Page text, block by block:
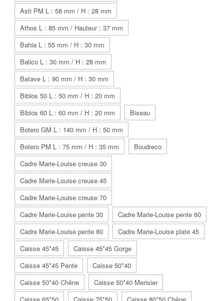
Asti PM L : 58 mm / H : 28 mm
Athos L : 85 mm / Hauteur : 37 mm
Bahia L : 55 mm / H : 30 mm
Balico L : 30 mm / H : 28 mm
Batave L : 90 mm / H : 30 mm
Biblos 50 L : 50 mm / H : 20 mm
Biblos 60 L : 60 mm / H : 20 mm
Biseau
Botero GM L : 140 mm / H : 50 mm
Botero PM L : 75 mm / H : 35 mm
Boudreco
Cadre Marie-Louise creuse 30
Cadre Marie-Louise creuse 45
Cadre Marie-Louise creuse 70
Cadre Marie-Louise pente 30
Cadre Marie-Louise pente 60
Cadre Marie-Louise pente 80
Cadre Marie-Louise plate 45
Caisse 45*45
Caisse 45*45 Gorge
Caisse 45*45 Pente
Caisse 50*40
Caisse 50*40 Chêne
Caisse 50*40 Merisier
Caisse 65*50
Caisse 75*50 Caisse 80*50 Chêne